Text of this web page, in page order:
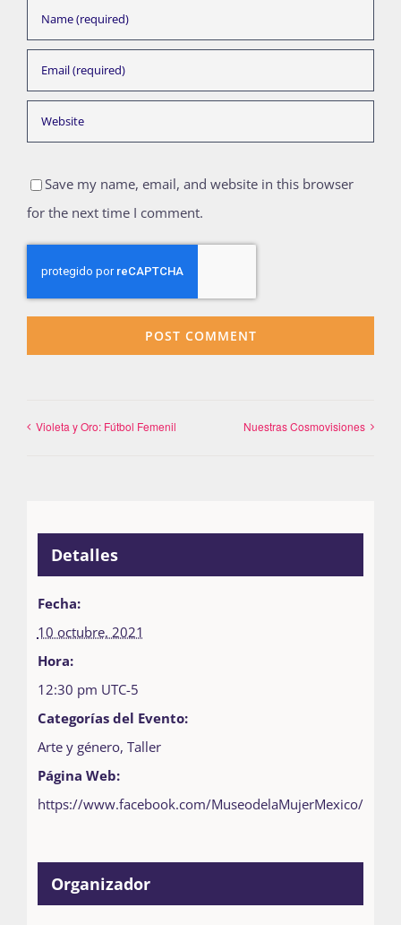
Save my name, email, and website in this browser
for the next time I comment.
Violeta y Oro: Fútbol Femenil Nuestras Cosmovisiones
Detalles
Fecha:
10 octubre, 2021
Hora:
12:30 pm UTC-5
Categorías del Evento:
Arte y género, Taller
Página Web:
https://www.facebook.com/MuseodelaMujerMexico/
Organizador